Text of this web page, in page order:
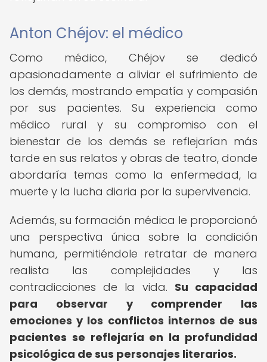
Anton Chéjov: el médico
Como médico, Chéjov se dedicó
apasionadamente a aliviar el sufrimiento de
los demás, mostrando empatía y compasión
por sus pacientes. Su experiencia como
médico rural y su compromiso con el
bienestar de los demás se reflejarían más
tarde en sus relatos y obras de teatro, donde
abordaría temas como la enfermedad, la
muerte y la lucha diaria por la supervivencia.
Además, su formación médica le proporcionó
una perspectiva única sobre la condición
humana, permitiéndole retratar de manera
realista las complejidades y las
contradicciones de la vida. Su capacidad
para observar y comprender las
emociones y los conflictos internos de sus
pacientes se reflejaría en la profundidad
psicológica de sus personajes literarios.